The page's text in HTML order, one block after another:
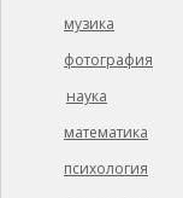
музика
фотография
наука
математика
психология